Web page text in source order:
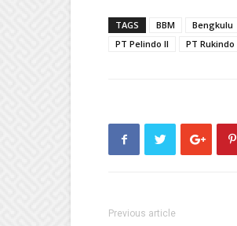
TAGS BBM Bengkulu
PT Pelindo II
PT Rukindo
Previous article